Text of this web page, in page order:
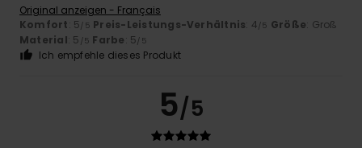
Original anzeigen - Français
Komfort: 5/5 Preis-Leistungs-Verhältnis: 4/5 Größe: Groß
Material: 5 /5 Farbe: 5/5
Ich empfehle dieses Produkt
5/5